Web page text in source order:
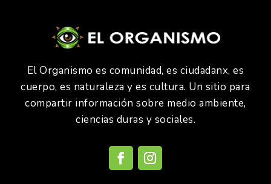
El Organismo es comunidad, es ciudadanx, es
cuerpo, es naturaleza y es cultura. Un sitio para
compartir información sobre medio ambiente,
ciencias duras y sociales.